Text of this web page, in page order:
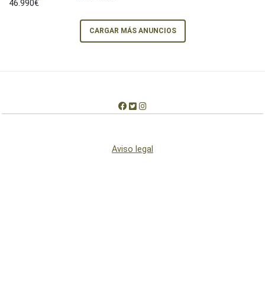
46.990€
CARGAR MÁS ANUNCIOS
Aviso legal